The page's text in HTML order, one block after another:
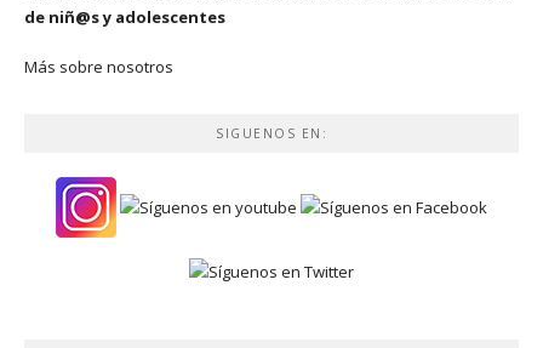
de niñ@s y adolescentes
Más sobre nosotros
SIGUENOS EN: